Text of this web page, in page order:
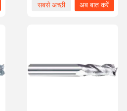
सबसे अच्छी
अब बात करें